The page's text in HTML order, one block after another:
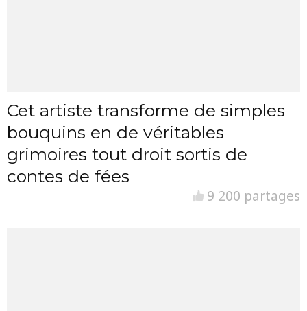
Cet artiste transforme de simples
bouquins en de véritables
grimoires tout droit sortis de
contes de fées
9 200 partages